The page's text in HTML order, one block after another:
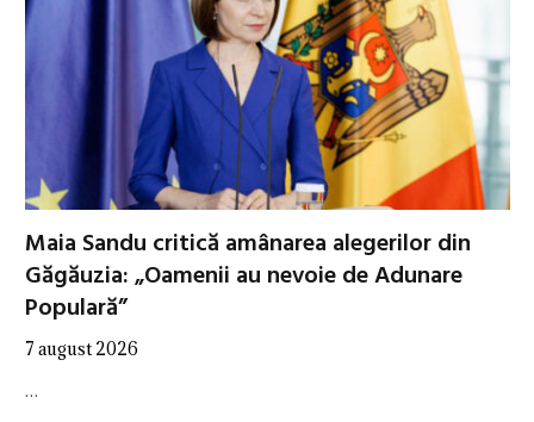
Maia Sandu critică amânarea alegerilor din
Găgăuzia: „Oamenii au nevoie de Adunare
Populară”
7 august 2026
…